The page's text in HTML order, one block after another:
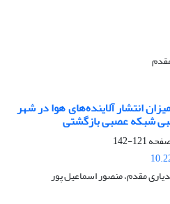
24 ساعته و میزان انتشار آلاینده‌های هوا در شهر
شبکه عصبی بازگشتی
121-142
مقدم، منصور اسماعیل پور